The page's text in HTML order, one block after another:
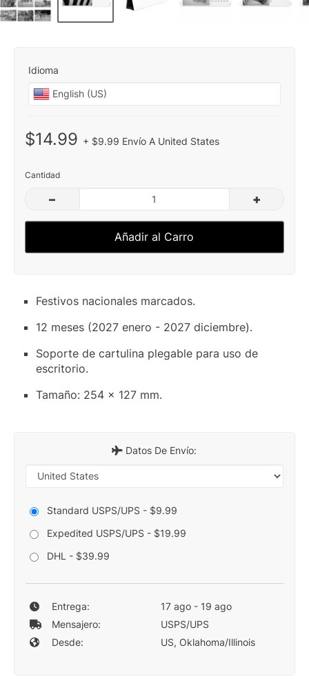
Idioma
$14.99 + $9.99 Envío A United States
Cantidad
– +
Añadir al Carro
Festivos nacionales marcados.
12 meses (2027 enero - 2027 diciembre).
Soporte de cartulina plegable para uso de
escritorio.
Tamaño: 254 x 127 mm.
Datos De Envío:
Standard USPS/UPS - $9.99
Expedited USPS/UPS - $19.99
DHL - $39.99
Entrega:
17 ago - 19 ago
Mensajero:
USPS/UPS
Desde:
US, Oklahoma/Illinois